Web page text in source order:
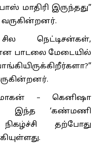
மாதிரி இருந்தது”
வருகின்றனர்.
நெட்டிசன்கள்,
பாடலை மேடையில்
மோகன் – கெனிஷா
இந்த ‘கண்மணி
தற்போது